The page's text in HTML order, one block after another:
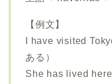
【例文】
I have visited
ある）
She has lived